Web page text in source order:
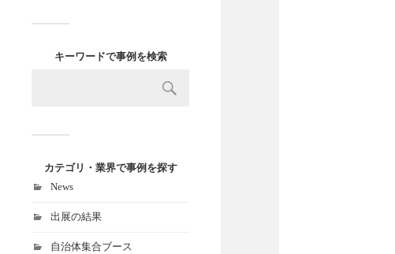
キーワードで事例を検索
カテゴリ・業界で事例を探す
News
出展の結果
自治体集合ブース